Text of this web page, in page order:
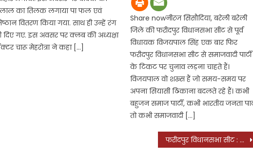
का तिलक लगाया पा फल एवं
वितरण किया गया. साथ ही उन्हें रंग
दिए गए. इस अवसर पर क्लब की अध्यक्षा
चारू मेहरोत्रा ने कहा […]
Share nowनीरज सिसौदिया, बरेली बरेली
जिले की फरीदपुर विधानसभा सीट से पूर्व
विधायक विजयपाल सिंह एक बार फिर
फरीदपुर विधानसभा सीट से समाजवादी पार्टी
के टिकट पर चुनाव लड़ना चाहते हैं।
विजयपाल वो शख्स हैं जो समय-समय पर
अपना सियासी ठिकाना बदलते रहे हैं। कभी
बहुजन समाज पार्टी, कभी भारतीय जनता
तो कभी समाजवादी […]
फरीदपुर विधानसभा सीट : बिखर गए जाटव, टूटने लगे यादव, सपा के पूर्व प्रत्याशी विजयपाल सिंह के खिलाफ 25 गांवों के यादव नेताओं और प्रधानों ने की बैठक, कहीं पराजय की वजह न बन जाए सपा का ‘विजय प्रेम’, पढ़ें क्या है पूरा मामला?